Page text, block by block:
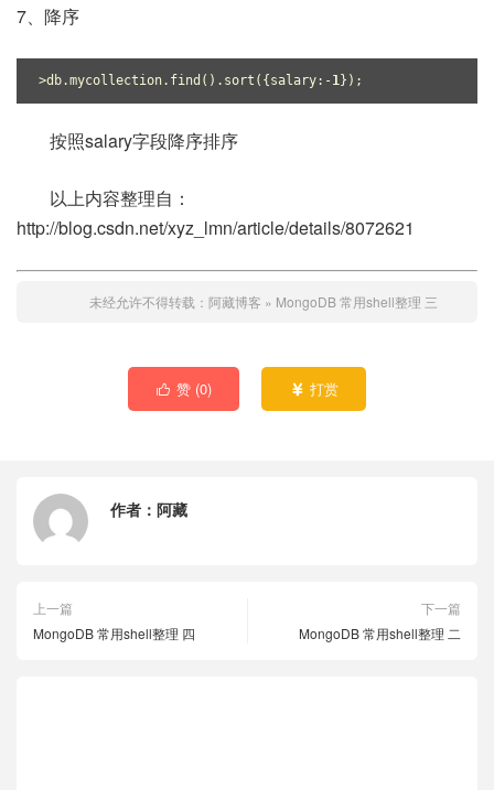
7、降序
>db.mycollection.find().sort({salary:-1});
按照salary字段降序排序
以上内容整理自：
http://blog.csdn.net/xyz_lmn/article/details/8072621
未经允许不得转载： 阿藏博客 » MongoDB 常用shell整理 三
 赞 (0)  打赏
作者： 阿藏
上一篇
MongoDB 常用shell整理 四
下一篇
MongoDB 常用shell整理 二